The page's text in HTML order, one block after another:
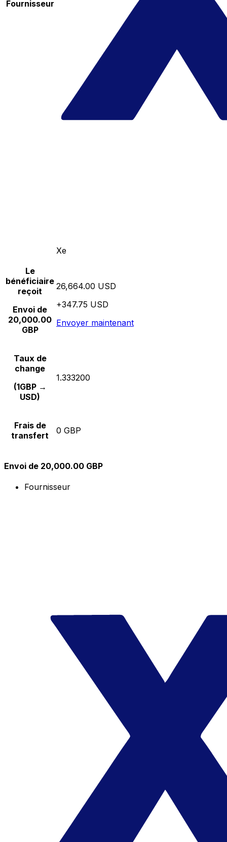
Fournisseur
Xe
Le
bénéficiaire
reçoit
Envoi de
20,000.00
GBP
26,664.00 USD
+347.75 USD
Envoyer maintenant
Taux de
change
(1GBP →
USD)
1.333200
Frais de
transfert
0 GBP
Envoi de 20,000.00 GBP
Fournisseur